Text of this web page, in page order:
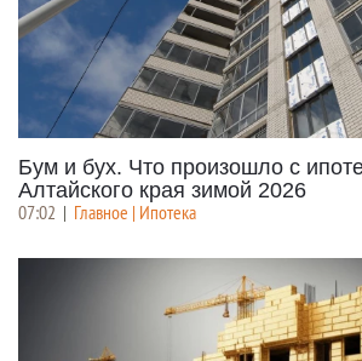
Бум и бух. Что произошло с
Алтайского края зимой 2026
07:02 Главное | Ипотека